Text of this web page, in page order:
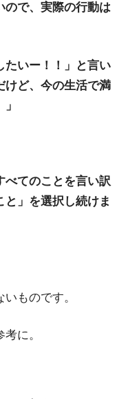
ので、実際の行動は
たいー！！」と言い
けど、今の生活で満
べてのことを言い訳
」を選択し続けま
ものです。
に。